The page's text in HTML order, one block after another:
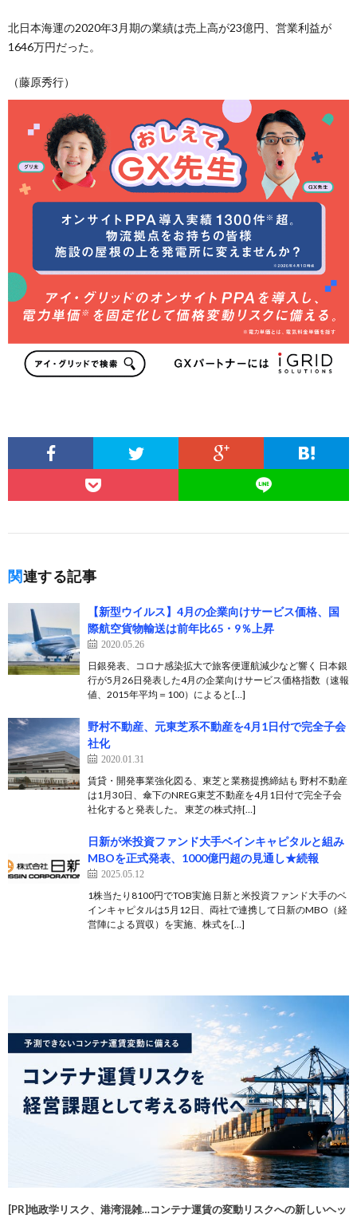
北日本海運の2020年3月期の業績は売上高が23億円、営業利益が
1646万円だった。
（藤原秀行）
関連する記事
【新型ウイルス】4月の企業向けサービス価格、国
際航空貨物輸送は前年比65・9％上昇
2020.05.26
日銀発表、コロナ感染拡大で旅客便運航減少など響く 日本銀
行が5月26日発表した4月の企業向けサービス価格指数（速報
値、2015年平均＝100）によると[…]
野村不動産、元東芝系不動産を4月1日付で完全子会
社化
2020.01.31
賃貸・開発事業強化図る、東芝と業務提携締結も 野村不動産
は1月30日、傘下のNREG東芝不動産を4月1日付で完全子会
社化すると発表した。 東芝の株式持[…]
日新が米投資ファンド大手ベインキャピタルと組み
MBOを正式発表、1000億円超の見通し★続報
2025.05.12
1株当たり8100円でTOB実施 日新と米投資ファンド大手のベ
インキャピタルは5月12日、両社で連携して日新のMBO（経
営陣による買収）を実施、株式を[…]
[PR]地政学リスク、港湾混雑…コンテナ運賃の変動リスクへの新しいヘッ